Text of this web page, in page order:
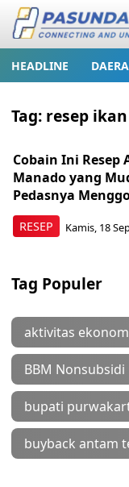
HEADLINE
Tag: resep
RESEP
Cobain Ini Resep
Manado yang
Pedasnya
Kamis, 18
Tag Populer
aktivitas
BBM Nonsubsidi
bupati
buyback antam